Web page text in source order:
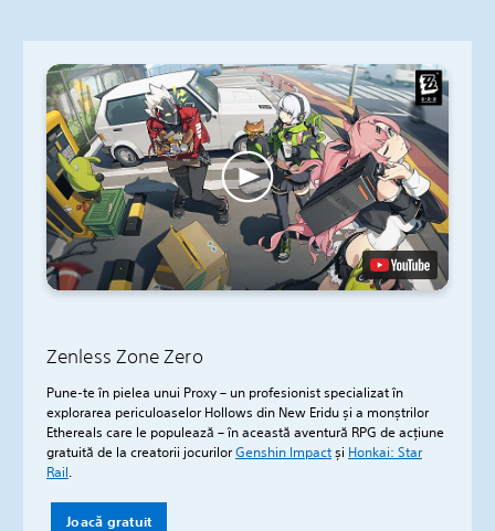
Zenless Zone Zero
Pune-te în pielea unui Proxy – un profesionist specializat în
explorarea periculoaselor Hollows din New Eridu și a monștrilor
Ethereals care le populează – în această aventură RPG de acțiune
gratuită de la creatorii jocurilorGenshin Impactși Honkai: Star
Rail.
Joacă gratuit